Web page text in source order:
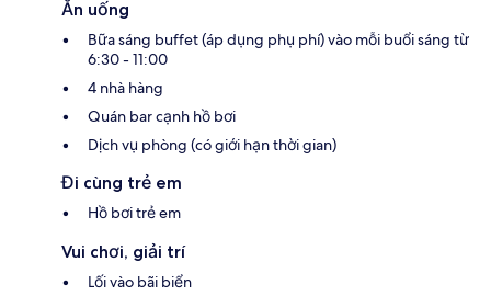
Ăn uống
Bữa sáng buffet (áp dụng phụ phí) vào mỗi buổi sáng từ
6:30 - 11:00
4 nhà hàng
Quán bar cạnh hồ bơi
Dịch vụ phòng (có giới hạn thời gian)
Đi cùng trẻ em
Hồ bơi trẻ em
Vui chơi, giải trí
Lối vào bãi biển